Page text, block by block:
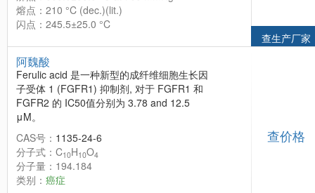
熔点：210 °C (dec.)(lit.)
闪点：245.5±25.0 °C
查生产厂家
阿魏酸
Ferulic acid 是一种新型的成纤维细胞生长因
子受体 1 (FGFR1) 抑制剂, 对于 FGFR1 和
FGFR2 的 IC50值分别为 3.78 and 12.5
μM。
CAS号： 1135-24-6
分子式：C10H10O4
分子量：194.184
类别： 癌症
查价格